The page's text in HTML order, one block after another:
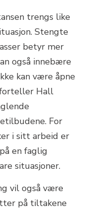
trengs like
Stengte
betyr mer
også innebære
kan være åpne
Hall
For
i sitt arbeid er
en faglig
situasjoner.
vil også være
på tiltakene